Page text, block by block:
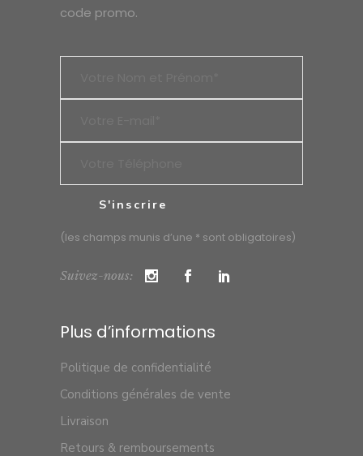
code promo.
(les champs munis d’une * sont obligatoires)
Suivez-nous:
Plus d’informations
Politique de confidentialité
Conditions générales de vente
Livraison
Retours & remboursements